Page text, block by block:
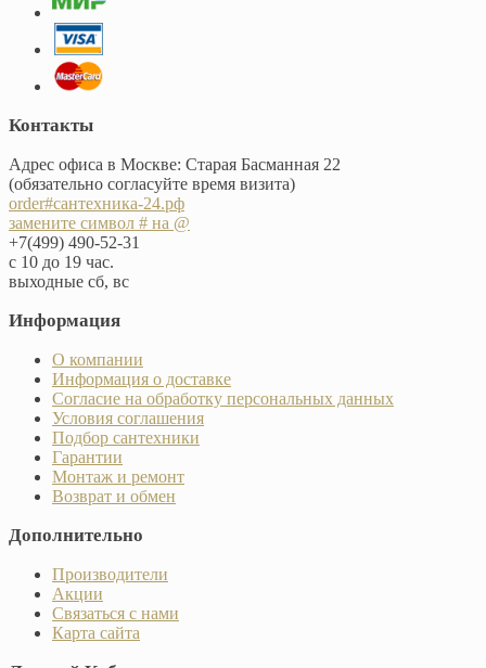
Контакты
Адрес офиса в Москве: Старая Басманная 22
(обязательно согласуйте время визита)
order#сантехника-24.рф
замените символ # на @
+7(499) 490-52-31
с 10 до 19 час.
выходные сб, вс
Информация
О компании
Информация о доставке
Согласие на обработку персональных данных
Условия соглашения
Подбор сантехники
Гарантии
Монтаж и ремонт
Возврат и обмен
Дополнительно
Производители
Акции
Связаться с нами
Карта сайта